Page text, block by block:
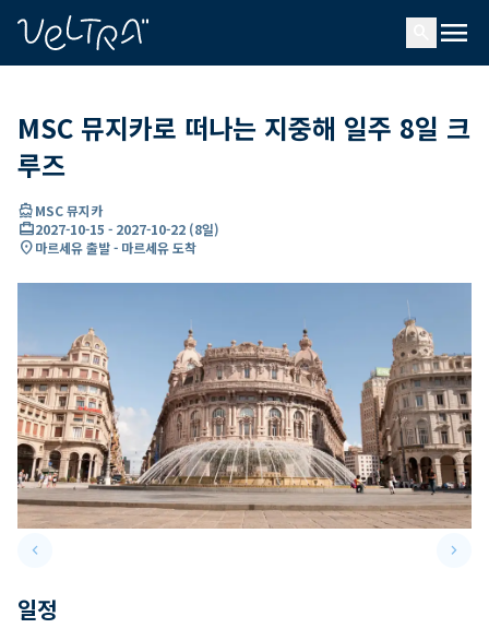
menu
MSC 뮤지카로 떠나는 지중해 일주 8일 크
루즈
directions_boatMSC 뮤지카
card_travel2027-10-15 - 2027-10-22 (8일)
location_on마르세유 출발 - 마르세유 도착
keyboard_arrow_leftPrevious slide keyboard_arrow_right
일정